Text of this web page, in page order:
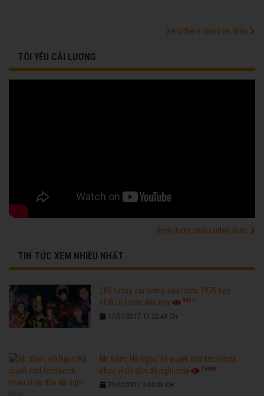
Xem thêm nhiều tin khác
TÔI YÊU CẢI LƯƠNG
Xem thêm nhiều video khác
TIN TỨC XEM NHIỀU NHẤT
260 tuồng cải lương xưa trước 1975 hay
nhất từ trước đến nay
96211
17/07/2017 11:33:48 CH
Mr. Đàm, Hồ Ngọc Hà quyết add facebook
nhau vì tin đồn đã nghỉ chơi
76309
31/07/2017 5:03:06 CH